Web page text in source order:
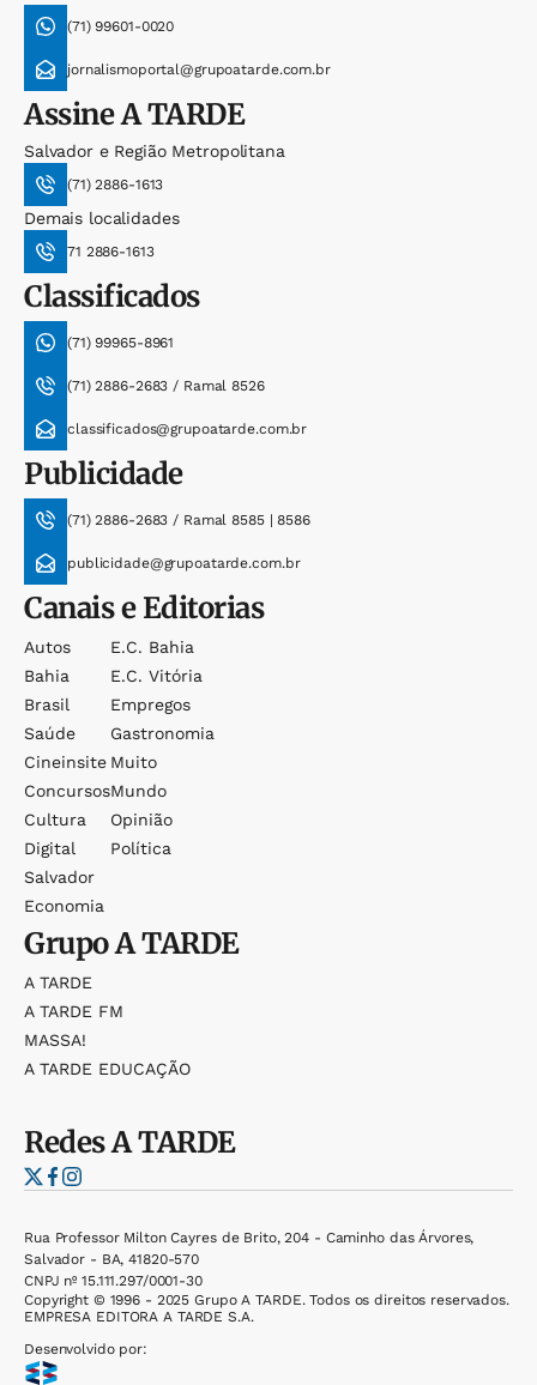
(71) 99601-0020
jornalismoportal@grupoatarde.com.br
AssineA TARDE
Salvador e Região Metropolitana
(71) 2886-1613
Demais localidades
71 2886-1613
Classificados
(71) 99965-8961
(71) 2886-2683 / Ramal 8526
classificados@grupoatarde.com.br
Publicidade
(71) 2886-2683 / Ramal 8585 | 8586
publicidade@grupoatarde.com.br
Canais e Editorias
Autos
Bahia
Brasil
Saúde
Cineinsite
Concursos
Cultura
Digital
Salvador
Economia
E.c. Bahia
E.c. Vitória
Empregos
Gastronomia
Muito
Mundo
Opinião
Política
GrupoA TARDE
A TARDE
A TARDE FM
MASSA!
A TARDE EDUCAÇÃO
RedesA TARDE
Rua Professor Milton Cayres de Brito, 204 - Caminho das Árvores,
Salvador - BA, 41820-570
CNPJ nº 15.111.297/0001-30
Copyright © 1996 - 2025 Grupo A TARDE. Todos os direitos reservados.
EMPRESA EDITORA A TARDE S.A.
Desenvolvido por: